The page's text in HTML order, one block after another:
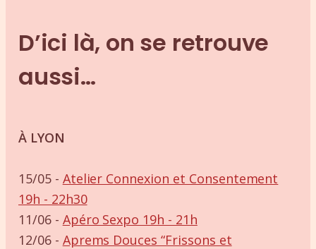
D’ici là, on se retrouve
aussi…
À LYON
15/05 - Atelier Connexion et Consentement
19h - 22h30
11/06 - Apéro Sexpo 19h - 21h
12/06 - Aprems Douces “Frissons et